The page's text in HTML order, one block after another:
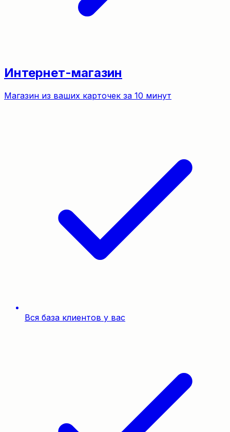
Интернет-магазин
Магазин из ваших карточек за 10 минут
Вся база клиентов у вас